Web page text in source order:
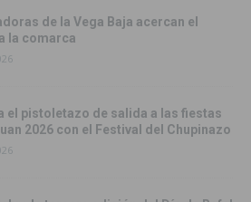
de la Vega Baja acercan el
la comarca
el pistoletazo de salida a las fiestas
2026 con el Festival del Chupinazo